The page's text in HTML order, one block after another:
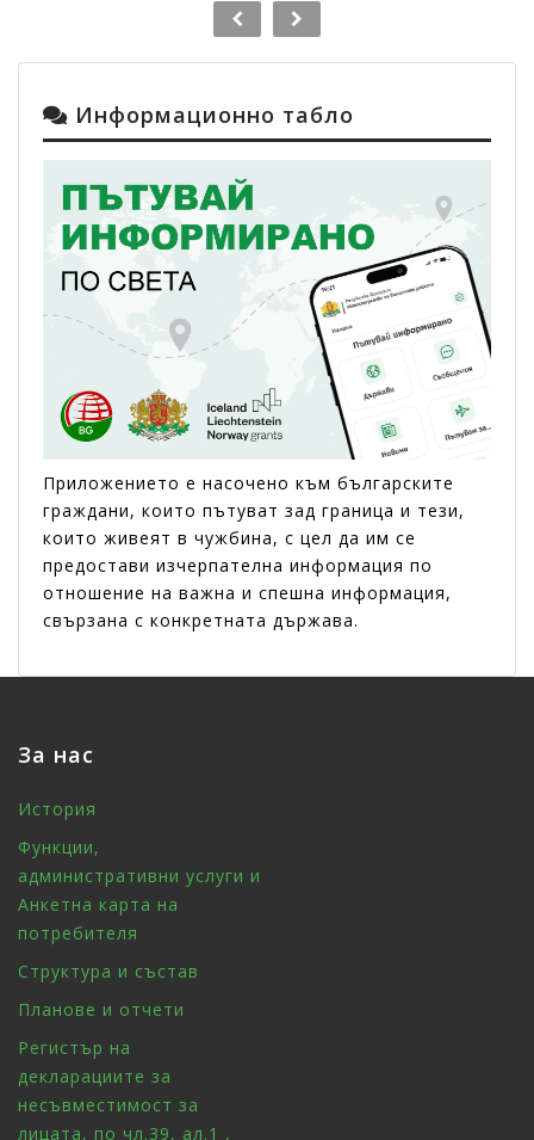
Информационно табло
Приложението е насоченo към българските
граждани, които пътуват зад граница и тези,
които живеят в чужбина, с цел да им се
предостави изчерпателна информация по
отношение на важна и спешна информация,
свързана с конкретната държава.
За нас
История
Функции,
административни услуги и
Анкетна карта на
потребителя
Структура и състав
Планове и отчети
Регистър на
декларациите за
несъвместимост за
лицата, по чл.39, ал.1 ,